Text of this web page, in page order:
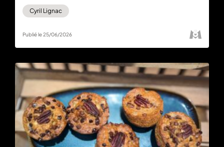
sur M6 et en streaming sur M6
Cyril Lignac
Publié le 25/06/2026